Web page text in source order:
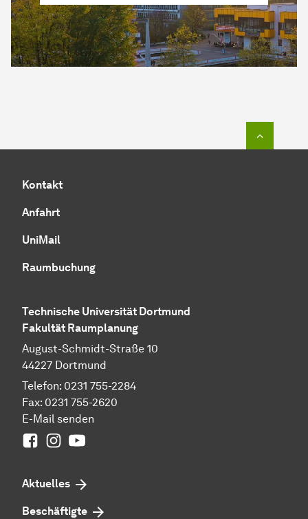
Kontakt
Anfahrt
UniMail
Raumbuchung
Technische Universität Dortmund
Fakultät Raumplanung
August-Schmidt-Straße 10
44227 Dortmund
Telefon: 0231 755-2284
Fax: 0231 755-2620
E-Mail senden
FacebookInstagram
Youtube
Aktuelles
Beschäftigte